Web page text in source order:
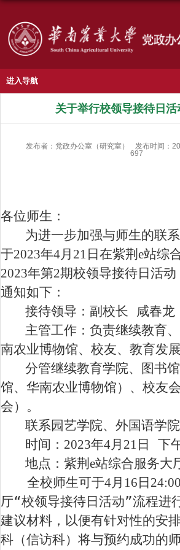
进入导航
关于举行校领导接待日活
发布者：党政办公室（研究室） 发布时间：
697
各位师生：
为进一步加强与师生的联
于2023年4月 21 日在紫荆 e站综
2023年第2期校领导接待日活
通知如下：
接待领导：副校长 咸春龙
主管工作：负责继续教育
南农业博物馆、校友、教育发
分管继续教育学院、图书
馆、华南农业博物馆）、校友
会）。
联系园艺学院、外国语学院
时间： 2023年4月 21 日 下
地点：紫荆e站综合服务大
全校师生可于4月 16 日 24:00
厅“校领导接待日活动”流程进
建议材料，以便有针对性的安
科（信访科）将与预约成功的